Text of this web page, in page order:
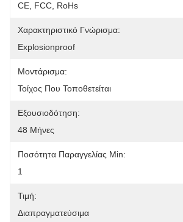
CE, FCC, RoHs
Χαρακτηριστικό Γνώρισμα:
Explosionproof
Μοντάρισμα:
Τοίχος Που Τοποθετείται
Εξουσιοδότηση:
48 Μήνες
Ποσότητα Παραγγελίας Min:
1
Τιμή:
Διαπραγματεύσιμα